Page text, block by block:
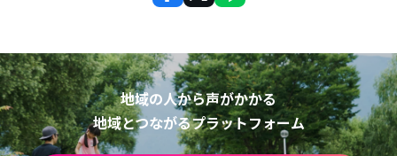
地域の人から声がかかる
地域とつながるプラットフォーム